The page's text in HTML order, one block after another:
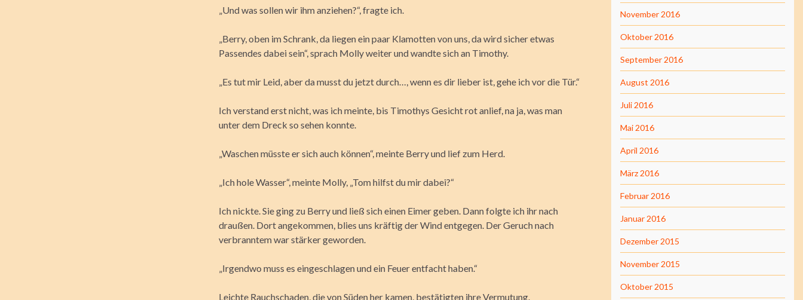
„Und was sollen wir ihm anziehen?“, fragte ich.
„Berry, oben im Schrank, da liegen ein paar Klamotten von uns, da wird sicher etwas
Passendes dabei sein“, sprach Molly weiter und wandte sich an Timothy.
„Es tut mir Leid, aber da musst du jetzt durch…, wenn es dir lieber ist, gehe ich vor die Tür.“
Ich verstand erst nicht, was ich meinte, bis Timothys Gesicht rot anlief, na ja, was man
unter dem Dreck so sehen konnte.
„Waschen müsste er sich auch können“, meinte Berry und lief zum Herd.
„Ich hole Wasser“, meinte Molly, „Tom hilfst du mir dabei?“
Ich nickte. Sie ging zu Berry und ließ sich einen Eimer geben. Dann folgte ich ihr nach
draußen. Dort angekommen, blies uns kräftig der Wind entgegen. Der Geruch nach
verbranntem war stärker geworden.
„Irgendwo muss es eingeschlagen und ein Feuer entfacht haben.“
Leichte Rauchschaden, die von Süden her kamen, bestätigten ihre Vermutung.
November 2016
Oktober 2016
September 2016
August 2016
Juli 2016
Mai 2016
April 2016
März 2016
Februar 2016
Januar 2016
Dezember 2015
November 2015
Oktober 2015